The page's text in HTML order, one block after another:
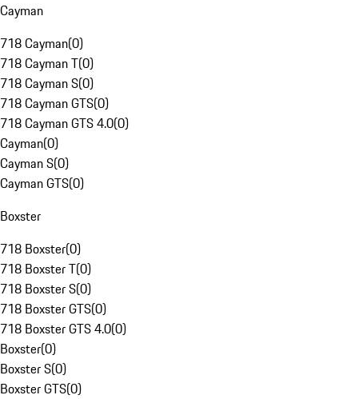
Cayman
718 Cayman(0)
718 Cayman T(0)
718 Cayman S(0)
718 Cayman GTS(0)
718 Cayman GTS 4.0(0)
Cayman(0)
Cayman S(0)
Cayman GTS(0)
Boxster
718 Boxster(0)
718 Boxster T(0)
718 Boxster S(0)
718 Boxster GTS(0)
718 Boxster GTS 4.0(0)
Boxster(0)
Boxster S(0)
Boxster GTS(0)